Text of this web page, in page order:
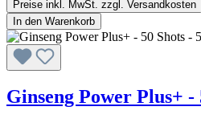
Preise inkl. MwSt. zzgl. Versandkosten
In den Warenkorb
Ginseng Power Plus+ -